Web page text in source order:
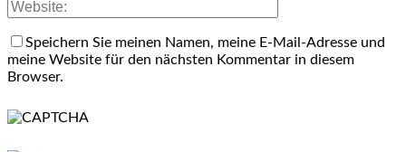
Speichern Sie meinen Namen, meine E-Mail-Adresse und
meine Website für den nächsten Kommentar in diesem
Browser.